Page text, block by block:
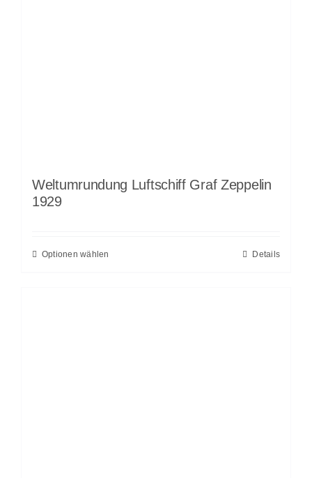
Weltumrundung Luftschiff Graf Zeppelin
1929
Optionen wählen Details